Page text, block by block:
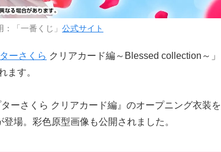
：「一番くじ」 公式サイト
ーさくら クリアカード編～Blessed collection～」
ます。
ーさくら クリアカード編』のオープニング衣装を
登場。彩色原型画像も公開されました。